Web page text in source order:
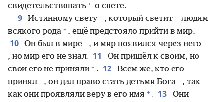
свидетельствовать + о свете.
9 Истинному свету + , который светит + людям
всякого рода + , ещё предстояло прийти в мир.
10 Он был в мире + , и мир появился через него +
, но мир его не знал. 11
Он пришёл к своим, но
свои его не приняли + . 12
Всем же, кто его
принял + , он дал право стать детьми Бога + , так
как они проявляли веру в его имя + . 13
Они